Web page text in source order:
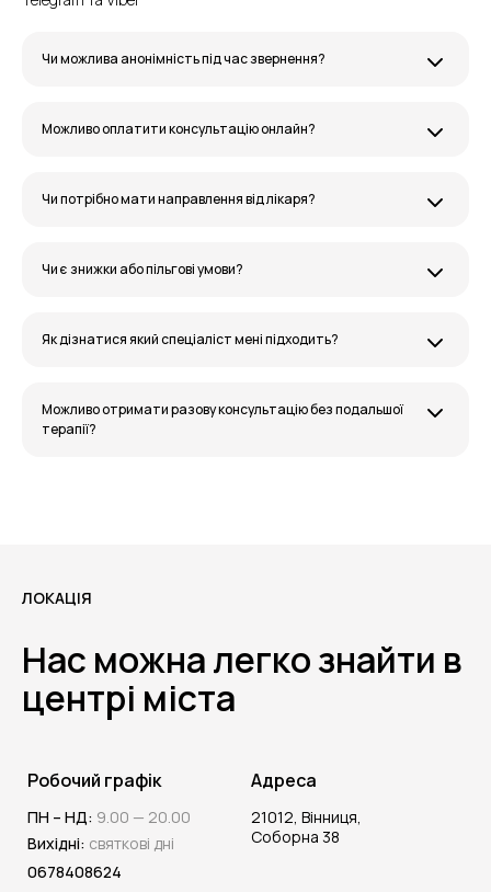
Чи можлива анонімність під час звернення?
Можливо оплатити консультацію онлайн?
Чи потрібно мати направлення від лікаря?
Чи є знижки або пільгові умови?
Як дізнатися який спеціаліст мені підходить?
Можливо отримати разову консультацію без подальшої
терапії?
ЛОКАЦІЯ
Нас можна легко знайти в
центрі міста
Робочий графік
ПН – НД: 9.00 — 20.00
Вихідні: святкові дні
0678408624
Адреса
21012, Вінниця,
Соборна 38